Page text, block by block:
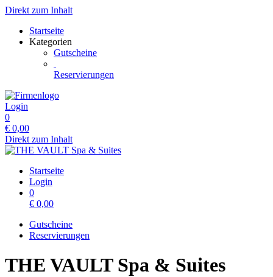
Direkt zum Inhalt
Startseite
Kategorien
Gutscheine
Reservierungen
Login
0
€ 0,00
Direkt zum Inhalt
Startseite
Login
0
€ 0,00
Gutscheine
Reservierungen
THE VAULT Spa & Suites